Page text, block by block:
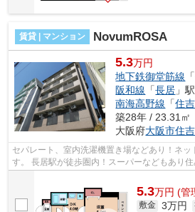
賃貸 | マンション NovumROSA
5.3万円
地下鉄御堂筋線 「
阪和線 「長居 」
南海高野線 「住
築28年 / 23.31㎡
大阪府大阪市住
セパレート、室内洗濯機置き場などあり！ネッ
す。 長居駅が徒歩圏内！スーパーなどもあり住みやすくなっております。近
5.3万円 (管
敷金 3万円